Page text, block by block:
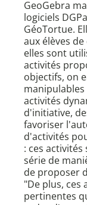
GeoGebra
logiciels
GéoTortue.
aux élèves
elles sont
activités
objectifs, on
activités
d'initiative,
favoriser
d'activités
: ces
série de
de proposer
"De plus,
pertinentes